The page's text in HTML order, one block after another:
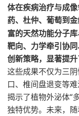
体在疾病治疗与成
药、杜仲、 葡萄到
富的天然功能分子
靶向、力学牵引协同
创新策略，显著提
这些成果不仅为三
口、 椎间盘退变等
揭示了植物外泌体“
独特优势。未来，